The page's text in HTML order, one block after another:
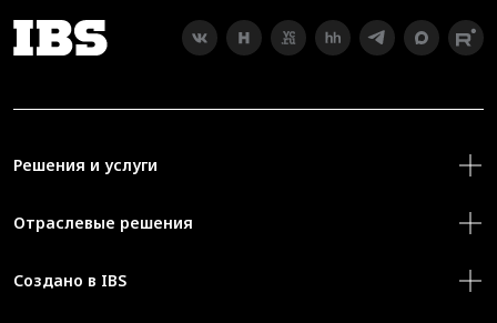
Решения и услуги
Отраслевые решения
Создано в IBS